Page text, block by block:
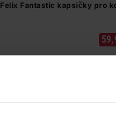
Felix Fantastic kapsičky pro